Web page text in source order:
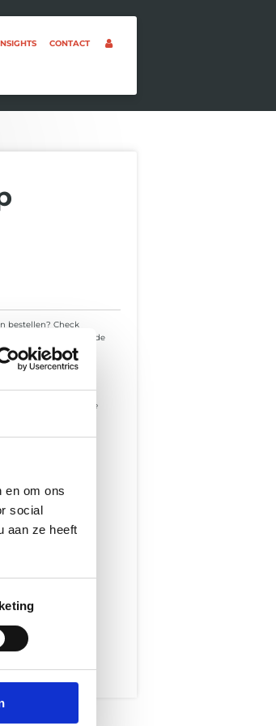
en om ons
social
aan ze heeft
CONTACT
bestellen? Check
beeld te krijgen van de
mee samenwerkt
voor hosting en de